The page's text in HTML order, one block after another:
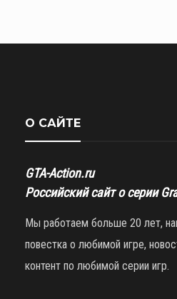
О САЙТЕ
GTA-Action.ru
Российский сайт о серии
Мы работаем больше 20 лет,
повестка о любимой игре,
контент по любимой серии игр.